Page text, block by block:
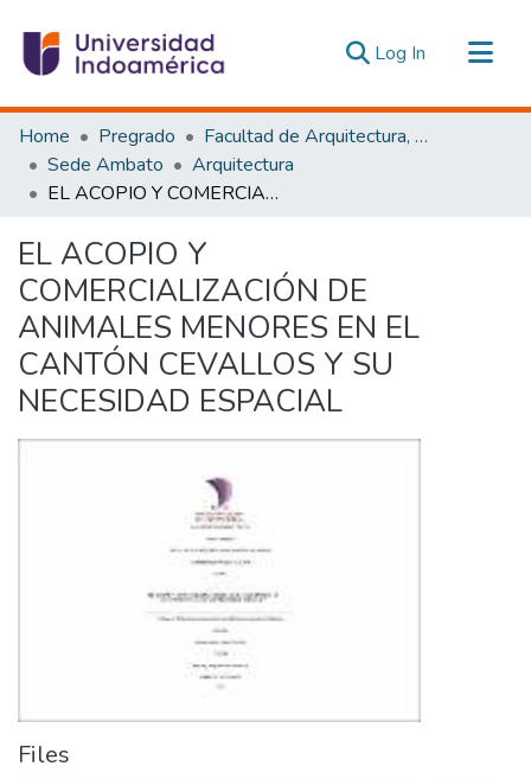
Log In (current)
Communities & Collections
All of DSpace
Statistics
Home Pregrado
Facultad de Arquitectura, Artes y Diseño
Sede Ambato
Arquitectura
EL ACOPIO Y COMERCIALIZACIÓN DE ANIMALES MENORES EN EL CANTÓN CEVALLOS Y SU NECESIDAD ESPACIAL
EL ACOPIO Y
COMERCIALIZACIÓN DE
ANIMALES MENORES EN EL
CANTÓN CEVALLOS Y SU
NECESIDAD ESPACIAL
Files